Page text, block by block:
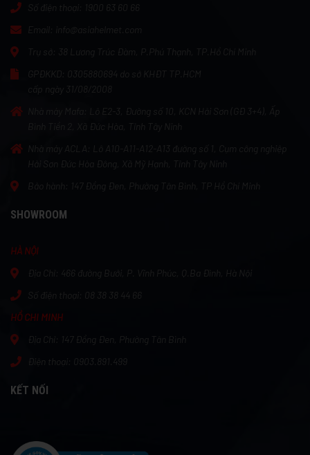
Số điện thoại:
info@asiahelmet.com
38 Lương Trúc Đàm, P.Phú Thạnh, TP.Hồ Chí Minh
GPĐKKD:
0305880694 do sở KHĐT TP.HCM
cấp ngày 31/08/2008
Lô E2-3, Đường số 10, KCN Hải Sơn (GĐ 3+4), Ấp
Lô A10-A11-A12-A13 đường số 1, Cụm công nghiệp
Hải Sơn Đức Hòa Đông, Xã Mỹ Hạnh, Tỉnh Tây Ninh
147 Đồng Đen, Phường Tân Bình, TP Hồ Chí Minh
SHOWROOM
HÀ NỘI
466 đường Bưởi, P. Vĩnh Phúc, Q.Ba Đình, Hà Nội
Số điện thoại:
08 38 38 44 66
HỒ CHI MINH
Địa Chỉ:
147 Đồng Đen, Phường Tân Bình
Điện thoại: 0903.891.499
KẾT NỐI